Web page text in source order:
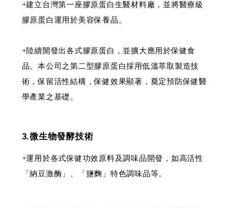
+建立台灣第一座膠原蛋白生醫材料廠，並將醫療級
膠原蛋白運用於美容保養品。
+陸續開發出各式膠原蛋白，並擴大應用於保健食
品。本公司之第二型膠原蛋白採用低溫萃取製造技
術，保留活性結構，保健效果顯著，奠定預防保健醫
學產業之基礎。
3.微生物發酵技術
+運用於各式保健功效原料及調味品開發，如高活性
「納豆激酶」、「鹽麴」特色調味品等。